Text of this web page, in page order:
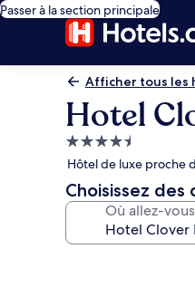
Passer à la section principale
Afficher tous les
Hotel
Hébergement
4.5 étoiles
Hôtel de luxe proche
Choisissez
Où allez-